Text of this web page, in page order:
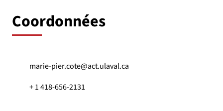
Coordonnées
marie-pier.cote@act.ulaval.ca
+ 1 418-656-2131